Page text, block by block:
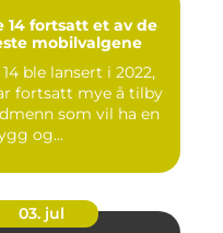
av de
mobilvalgene
ble lansert i 2022,
fortsatt mye å tilby
som vil ha en
og...
03. jul